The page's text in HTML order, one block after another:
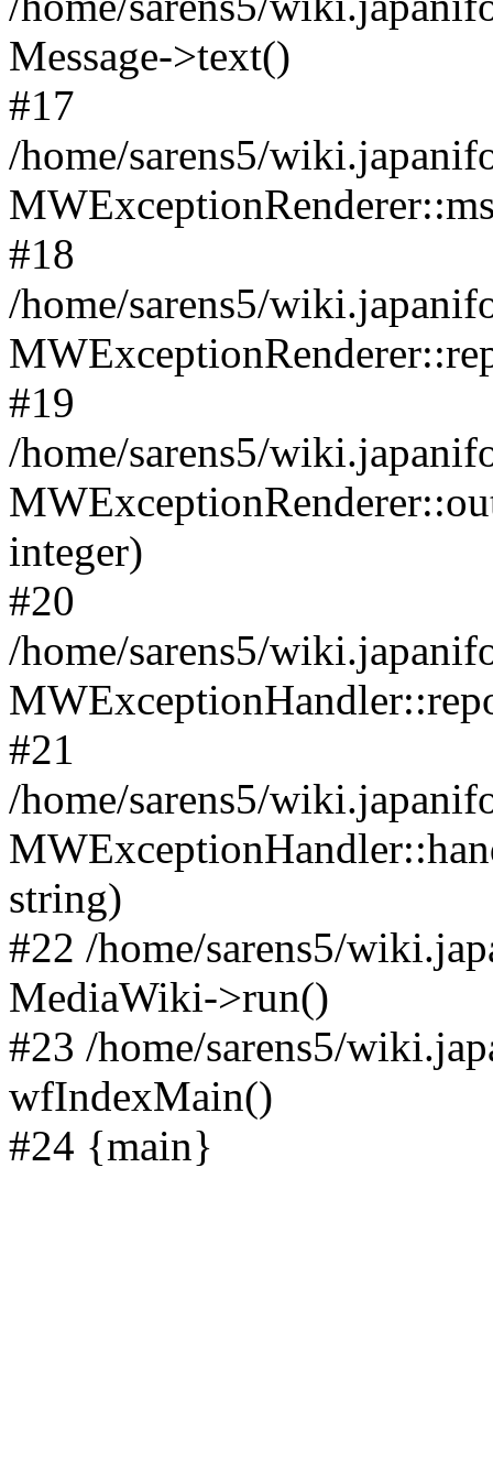
Message->text()
#17
/home/sarens5/
#18
/home/sarens5/
#19
/home/sarens5/
integer)
#20
/home/sarens5/
#21
/home/sarens5/
string)
#22 /home/sarens5/
MediaWiki->run()
#23 /home/sarens5/
wfIndexMain()
#24 {main}